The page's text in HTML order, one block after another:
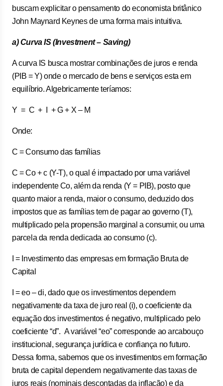
buscam explicitar o pensamento do economista britânico
John Maynard Keynes de uma forma mais intuitiva.
a) Curva IS (Investment – Saving)
A curva IS busca mostrar combinações de juros e renda
(PIB = Y) onde o mercado de bens e serviços esta em
equilíbrio. Algebricamente teríamos:
Y = C + I + G + X – M
Onde:
C = Consumo das famílias
C = Co + c (Y-T), o qual é impactado por uma variável
independente Co, além da renda (Y = PIB), posto que
quanto maior a renda, maior o consumo, deduzido dos
impostos que as famílias tem de pagar ao governo (T),
multiplicado pela propensão marginal a consumir, ou uma
parcela da renda dedicada ao consumo (c).
I = Investimento das empresas em formação Bruta de
Capital
I = eo – di, dado que os investimentos dependem
negativamente da taxa de juro real (i), o coeficiente da
equação dos investimentos é negativo, multiplicado pelo
coeficiente “d”. A variável “eo” corresponde ao arcabouço
institucional, segurança jurídica e confiança no futuro.
Dessa forma, sabemos que os investimentos em formação
bruta de capital dependem negativamente das taxas de
juros reais (nominais descontadas da inflação) e da